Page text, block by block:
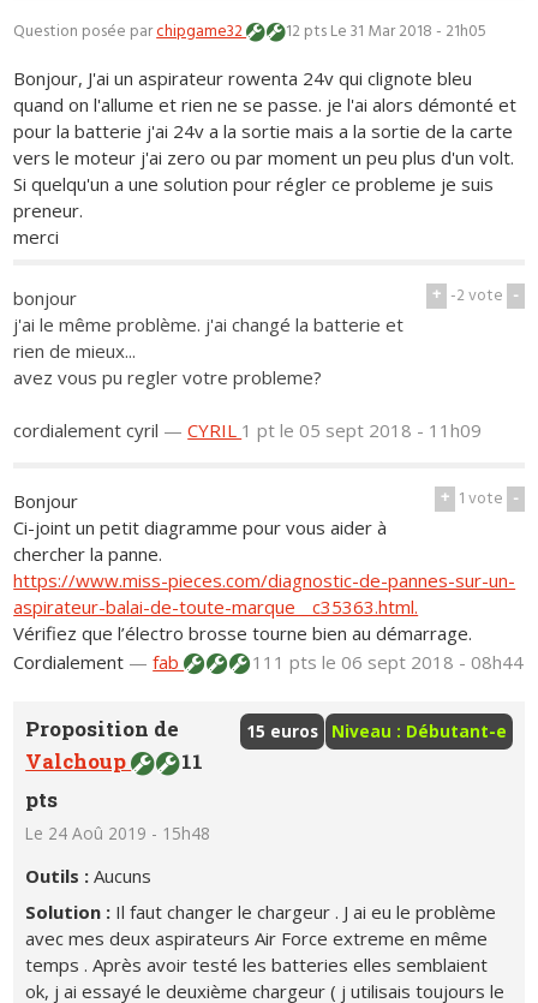
Question posée parchipgame32 12 ptsLe 31 Mar 2018 - 21h05
Bonjour, J'ai un aspirateur rowenta 24v qui clignote bleu
quand on l'allume et rien ne se passe. je l'ai alors démonté et
pour la batterie j'ai 24v a la sortie mais a la sortie de la carte
vers le moteur j'ai zero ou par moment un peu plus d'un volt.
Si quelqu'un a une solution pour régler ce probleme je suis
preneur.
merci
+ -2vote -
bonjour
j'ai le même problème. j'ai changé la batterie et
rien de mieux...
avez vous pu regler votre probleme?
cordialement cyril —CYRIL 1 ptle 05 sept 2018 - 11h09
+ 1vote -
Bonjour
Ci-joint un petit diagramme pour vous aider à
chercher la panne.
https://www.miss-pieces.com/diagnostic-de-pannes-sur-un-
aspirateur-balai-de-toute-marque__c35363.html.
Vérifiez que l’électro brosse tourne bien au démarrage.
Cordialement —fab 111 ptsle 06 sept 2018 - 08h44
Niveau : Débutant-e
15 euros
Proposition de
Valchoup
11
pts
Le 24 Aoû 2019 - 15h48
Outils :Aucuns
Solution : Il faut changer le chargeur . J ai eu le problème
avec mes deux aspirateurs Air Force extreme en même
temps . Après avoir testé les batteries elles semblaient
ok, j ai essayé le deuxième chargeur ( j utilisais toujours le